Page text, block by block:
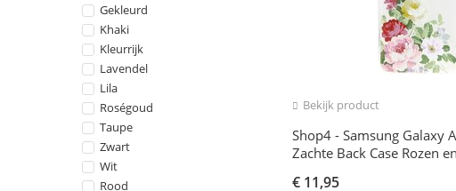
Gekleurd
Khaki
Kleurrijk
Lavendel
Lila
Roségoud
Taupe
Zwart
Wit
Rood
Bekijk product
Shop4 - Samsung Galaxy
Zachte Back Case Rozen
€ 11,95